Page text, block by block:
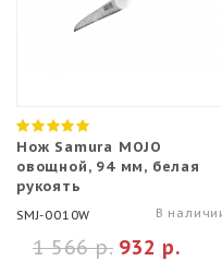
Нож Samura MOJO
овощной, 94 мм, белая
рукоять
SMJ-0010W В
932 р.
1 566 р.